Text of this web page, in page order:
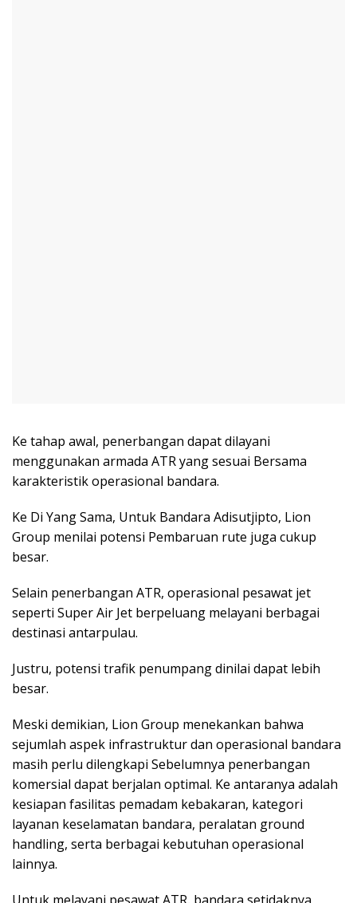
Ke tahap awal, penerbangan dapat dilayani
menggunakan armada ATR yang sesuai Bersama
karakteristik operasional bandara.
Ke Di Yang Sama, Untuk Bandara Adisutjipto, Lion
Group menilai potensi Pembaruan rute juga cukup
besar.
Selain penerbangan ATR, operasional pesawat jet
seperti Super Air Jet berpeluang melayani berbagai
destinasi antarpulau.
Justru, potensi trafik penumpang dinilai dapat lebih
besar.
Meski demikian, Lion Group menekankan bahwa
sejumlah aspek infrastruktur dan operasional bandara
masih perlu dilengkapi Sebelumnya penerbangan
komersial dapat berjalan optimal. Ke antaranya adalah
kesiapan fasilitas pemadam kebakaran, kategori
layanan keselamatan bandara, peralatan ground
handling, serta berbagai kebutuhan operasional
lainnya.